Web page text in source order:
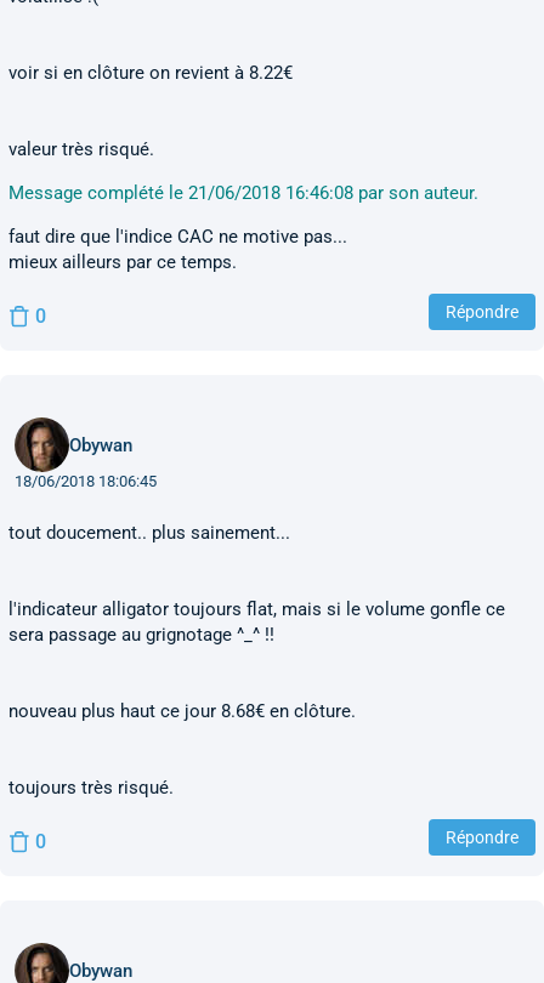
voir si en clôture on revient à 8.22€
valeur très risqué.
Message complété le 21/06/2018 16:46:08 par son auteur.
faut dire que l'indice CAC ne motive pas...
mieux ailleurs par ce temps.
0 Répondre
Obywan
18/06/2018 18:06:45
tout doucement.. plus sainement...
l'indicateur alligator toujours flat, mais si le volume gonfle ce
sera passage au grignotage ^_^ !!
nouveau plus haut ce jour 8.68€ en clôture.
toujours très risqué.
0 Répondre
Obywan